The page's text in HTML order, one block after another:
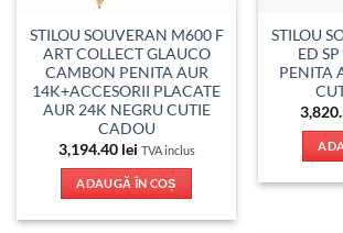
STILOU SOUVERAN M600 F
ART COLLECT GLAUCO
CAMBON PENITA AUR
14K+ACCESORII PLACATE
AUR 24K NEGRU CUTIE
CADOU
3,194.40 lei TVA inclus
ADAUGĂ ÎN COȘ
STILOU
ED
PENITA